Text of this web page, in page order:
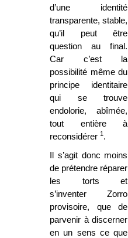
d’une identité
transparente, stable,
qu’il peut être
question au final.
Car c’est la
possibilité même du
principe identitaire
qui se trouve
endolorie, abîmée,
tout entière à
reconsidérer 1 .
Il s’agit donc moins
de prétendre réparer
les torts et
s’inventer Zorro
provisoire, que de
parvenir à discerner
en un sens ce que